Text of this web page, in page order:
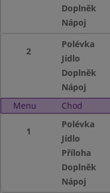
Doplněk
Nápoj
2
Polévka
Jídlo
Doplněk
Nápoj
Menu
Chod
1
Polévka
Jídlo
Příloha
Doplněk
Nápoj